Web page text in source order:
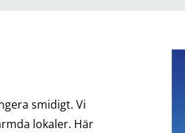
smidigt. Vi
lokaler. Här